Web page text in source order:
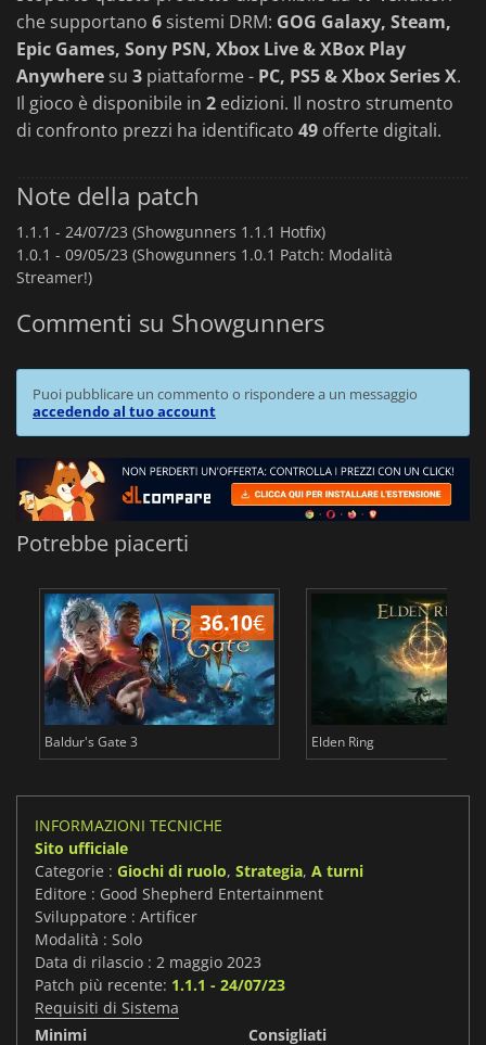
che supportano 6 sistemi DRM: GOG Galaxy, Steam,
Epic Games, Sony PSN, Xbox Live & XBox Play
Anywhere su 3 piattaforme - PC, PS5 & Xbox Series X.
Il gioco è disponibile in 2 edizioni. Il nostro strumento
di confronto prezzi ha identificato 49 offerte digitali.
Note della patch
1.1.1 - 24/07/23 (Showgunners 1.1.1 Hotfix)
1.0.1 - 09/05/23 (Showgunners 1.0.1 Patch: Modalità
Streamer!)
Commenti su Showgunners
Puoi pubblicare un commento o rispondere a un messaggio
accedendo al tuo account
Potrebbe piacerti
36.10€
Baldur's Gate 3 Elden Ring
INFORMAZIONI TECNICHE
Sito ufficiale
Categorie : Giochi di ruolo, Strategia, A turni
Editore : Good Shepherd Entertainment
Sviluppatore : Artificer
Modalità : Solo
Data di rilascio : 2 maggio 2023
Patch più recente: 1.1.1 - 24/07/23
Requisiti di Sistema
Minimi
Consigliati